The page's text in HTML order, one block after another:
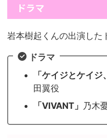
ドラマ
岩本樹起くんの出演した
ドラマ
「ケイジとケイジ
田翼役
「VIVANT」
乃木